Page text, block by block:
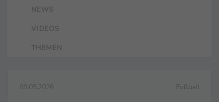
NEWS
VIDEOS
THEMEN
09.05.2026 Fußball